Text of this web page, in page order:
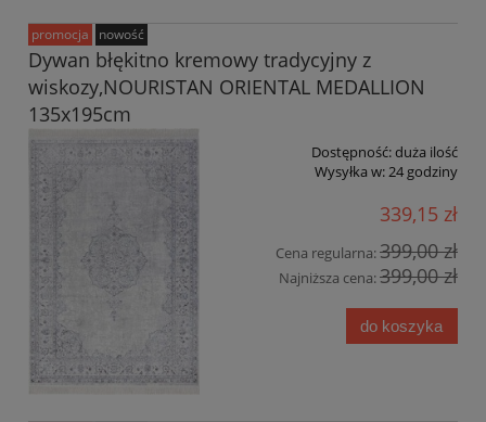
Dywan błękitno kremowy tradycyjny z
wiskozy,NOURISTAN ORIENTAL MEDALLION
135x195cm
Dostępność:duża ilość
Wysyłka w:24 godziny
339,15 zł
Cena regularna:399,00 zł
Najniższa cena:399,00 zł
do koszyka
promocja nowość